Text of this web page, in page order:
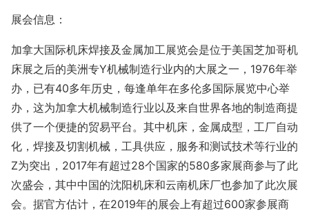
展会信息：
加拿大国际机床焊接及金属加工展览会是位于美国芝加哥机
床展之后的美洲专Y机械制造行业内的大展之一， 1976年举
办，已有40多年历史，每逢单年在多伦多国际展览中心举
办，这为加拿大机械制造行业以及来自世界各地的制造商提
供了一个便捷的贸易平台。其中机床，金属成型，工厂自动
化，焊接及切割机械，工具供应，服务和测试技术等行业的
Z为突出， 2017年有超过28个国家的580多家展商参与了此
次盛会，其中中国的沈阳机床和云南机床厂也参加了此次展
会。据官方估计，在2019年的展会上有超过600家参展商